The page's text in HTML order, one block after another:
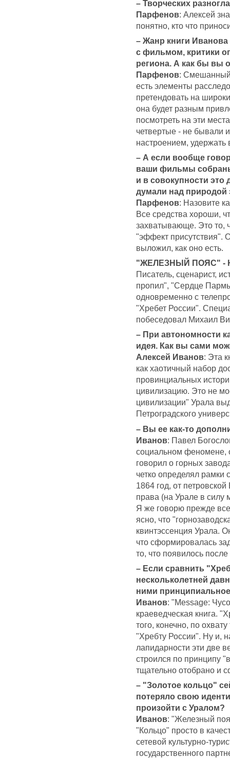
– Творческих
Парфенов: Алексей
понятно, кто что
– Жанр книги
с фильмом, критики
региона. А как бы вы
Парфенов: Смешанный.
есть элементы
претендовать на
она будет разным
посмотреть на эти
четвертые - не бывали
настроением, удержать
– А если вообще
ваши фильмы
и в совокупности
думали над природой
Парфенов: Назовите
Все средства хороши,
захватывающе. Это то,
"эффект присутствия".
выложил, как оно есть.
"ЖЕЛЕЗНЫЙ ПОЯС" -
Писатель, сценарист,
пропил", "Сердце
одновременно с
"Хребет России".
побеседовал Михаил
– При автономности
идея. Как вы сами
Алексей Иванов: Эта
как хаотичный набор
провинциальных
цивилизацию. Это не
цивилизации" Урала
Петроградского
– Вы ее как-то
Иванов: Павел
социальном феномене,
говорил о горных
четко определял рамки
1864 год, от
права (на Урале в силу
Я же говорю прежде
ясно, что
квинтэссенция Урала.
что сформировалась
то, что появилось
– Если сравнить
нескольколетней
ними
Иванов: "Message:
краеведческая книга.
того, конечно, по
"Хребту России". Ну и,
лапидарности эти две
строился по принципу
тщательно отобрано и
– "Золотое кольцо"
потеряло свою
произойти с Уралом?
Иванов: "Железный
"Кольцо" просто в
сетевой культурно-
государственного